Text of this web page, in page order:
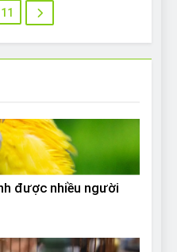
được nhiều người
11